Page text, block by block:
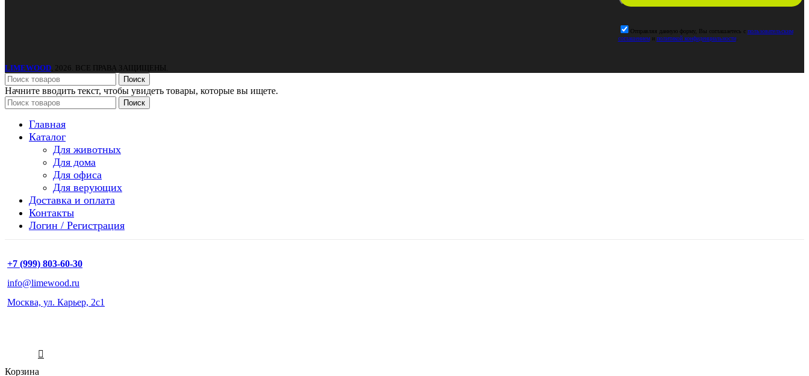
Отправляя данную форму, Вы соглашаетесь с пользовательским
соглашениеми политикой конфиденциальности.
LIMEWOOD, 2026. ВСЕ ПРАВА ЗАЩИЩЕНЫ.
Поиск
Начните вводить текст, чтобы увидеть товары, которые вы ищете.
Поиск
Главная
Каталог
Для животных
Для дома
Для офиса
Для верующих
Доставка и оплата
Контакты
Логин / Регистрация
+7 (999) 803-60-30
info@limewood.ru
Москва, ул. Карьер, 2с1
Корзина